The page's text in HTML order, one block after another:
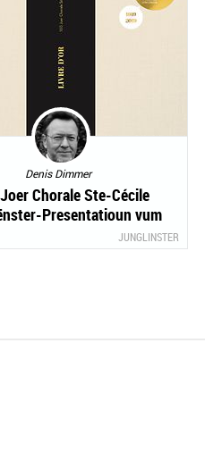
Denis Dimmer
Chorale Ste-Cécile
Presentatioun vum
"Gëllene Buch" (27/03)JUNGLINSTER